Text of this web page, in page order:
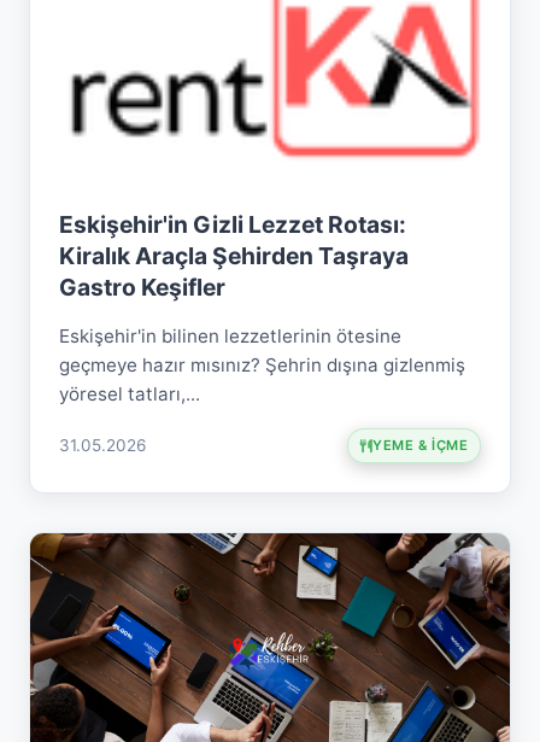
Eskişehir'in Gizli Lezzet Rotası:
Kiralık Araçla Şehirden Taşraya
Gastro Keşifler
Eskişehir'in bilinen lezzetlerinin ötesine
geçmeye hazır mısınız? Şehrin dışına gizlenmiş
yöresel tatları,...
31.05.2026 YEME & İÇME